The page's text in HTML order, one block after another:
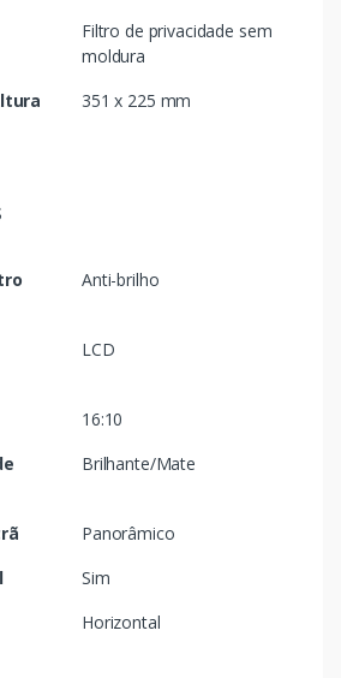
Filtro de privacidade sem
moldura
351 x 225 mm
Anti-brilho
LCD
16:10
Brilhante/Mate
Panorâmico
Sim
Horizontal